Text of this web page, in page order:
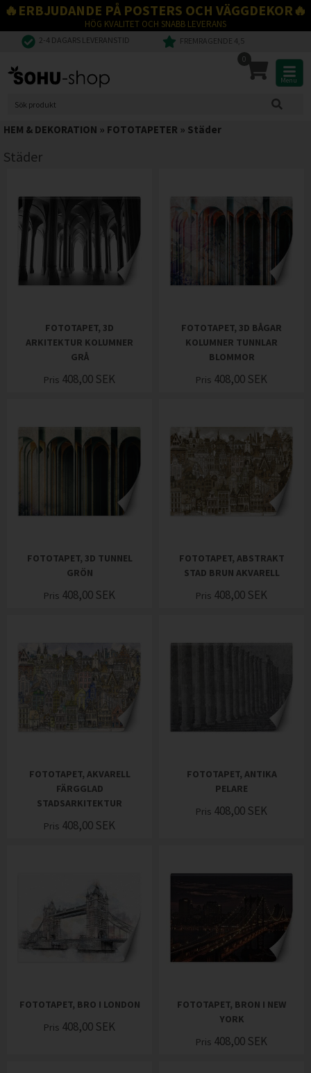
🔥ERBJUDANDE PÅ POSTERS OCH VÄGGDEKOR🔥
HÖG KVALITET OCH SNABB LEVERANS
2-4 DAGARS LEVERANSTID FREMRAGENDE 4,5
0
Menu
HEM & DEKORATION » FOTOTAPETER » Städer
Städer
FOTOTAPET, 3D
ARKITEKTUR KOLUMNER
GRÅ
Pris 408,00 SEK
FOTOTAPET, 3D BÅGAR
KOLUMNER TUNNLAR
BLOMMOR
Pris 408,00 SEK
FOTOTAPET, 3D TUNNEL
GRÖN
Pris 408,00 SEK
FOTOTAPET, ABSTRAKT
STAD BRUN AKVARELL
Pris 408,00 SEK
FOTOTAPET, AKVARELL
FÄRGGLAD
STADSARKITEKTUR
Pris 408,00 SEK
FOTOTAPET, ANTIKA
PELARE
Pris 408,00 SEK
FOTOTAPET, BRO I LONDON
Pris 408,00 SEK
FOTOTAPET, BRON I NEW
YORK
Pris 408,00 SEK